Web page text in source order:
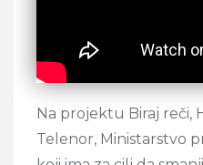
Na projektu Biraj reči,
Telenor, Ministarstvo